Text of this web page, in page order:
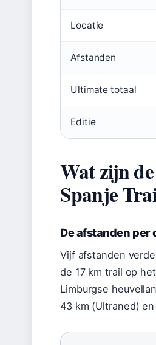
Locatie
Afstanden
Ultimate totaal
Editie
Wat zijn
Spanje
De afstanden per
Vijf afstanden
de 17 km trail op
Limburgse
43 km (Ultraned)